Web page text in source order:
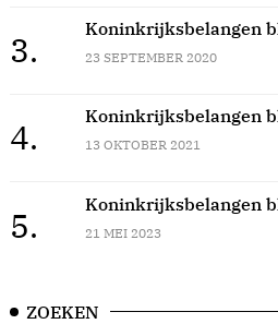
3.
Koninkrijksbelangen
23 SEPTEMBER 2020
4.
Koninkrijksbelangen
13 OKTOBER 2021
5.
Koninkrijksbelangen
21 MEI 2023
ZOEKEN